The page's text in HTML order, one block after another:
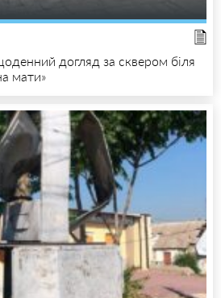
догляд за сквером біля
мати»